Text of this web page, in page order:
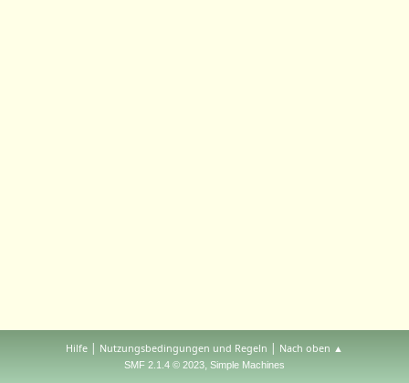
Hilfe | Nutzungsbedingungen und Regeln | Nach oben ▲
SMF 2.1.4 © 2023, Simple Machines